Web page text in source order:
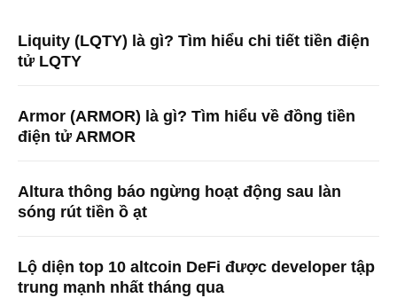
Liquity (LQTY) là gì? Tìm hiểu chi tiết tiền điện
tử LQTY
Armor (ARMOR) là gì? Tìm hiểu về đồng tiền
điện tử ARMOR
Altura thông báo ngừng hoạt động sau làn
sóng rút tiền ồ ạt
Lộ diện top 10 altcoin DeFi được developer tập
trung mạnh nhất tháng qua